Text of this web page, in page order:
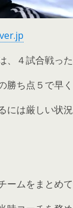
、４試合戦った
勝ち点５で早く
には厳しい状況
ームをまとめて